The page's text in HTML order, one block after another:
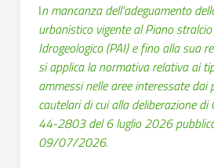
In mancanza dell'adeguamento
urbanistico vigente al Piano
Idrogeologico (PAI) e fino alla sua
si applica la normativa relativa ai
ammessi nelle aree interessate dai
cautelari di cui alla deliberazione di
44-2803 del 6 luglio 2026
09/07/2026.